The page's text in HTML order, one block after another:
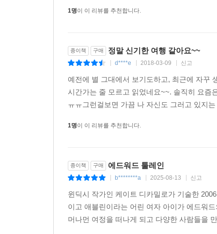
세련되고 세밀한 자신의 작품 세계를 활짝 펼
1명이 이 리뷰를 추천합니다.
종이책 구매 정말 신기한 여행 같아요~~
d****e 2018-03-09 신고
예전에 별 그대에서 보기도하고, 최근에 자꾸
시간가는 줄 모르고 읽었네요~~. 솔직히 요즘
ㅠㅠ그런걸보면 가끔 나 자신도 그러고 있지
1명이 이 리뷰를 추천합니다.
종이책 구매 에드워드 툴레인
b********a 2025-08-13 신고
윈딕시 작가인 케이트 디카밀로가 기술한
이고 애블린이라는 어린 여자 아이가 에드워
머나먼 여정을 떠나게 되고 다양한 사람들을